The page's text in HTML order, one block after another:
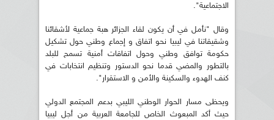
الاجتماعية".
وقال "نأمل في أن يكون لقاء الجزائر هبة جماعية لأشقائنا
وشقيقاتنا في ليبيا نحو اتفاق و إجماع وطني حول تشكيل
حكومة توافق وطني وحول اتفاقات أمنية تسمح للبلد
بالتطور والمضي قدما نحو الدستور وتنظيم انتخابات في
كنف الهدوء والسكينة والأمن و الاستقرار".
ويحظى مسار الحوار الوطني الليبي بدعم المجتمع الدولي
حيث أكد المبعوث الخاص للجامعة العربية من أجل ليبيا